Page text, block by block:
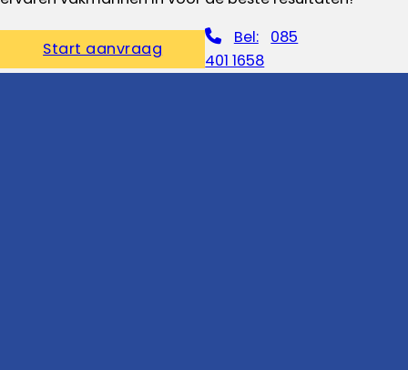
Start aanvraag
Bel:
085
401 1658